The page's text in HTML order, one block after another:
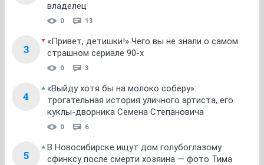
владелец
0 13
3
«Привет, детишки!» Чего вы не знали о самом
страшном сериале 90-х
0 3
4
«Выйду хотя бы на молоко соберу»:
трогательная история уличного артиста, его
куклы-дворника Семена Степановича
0 6
5
В Новосибирске ищут дом голубоглазому
сфинксу после смерти хозяина — фото Тима